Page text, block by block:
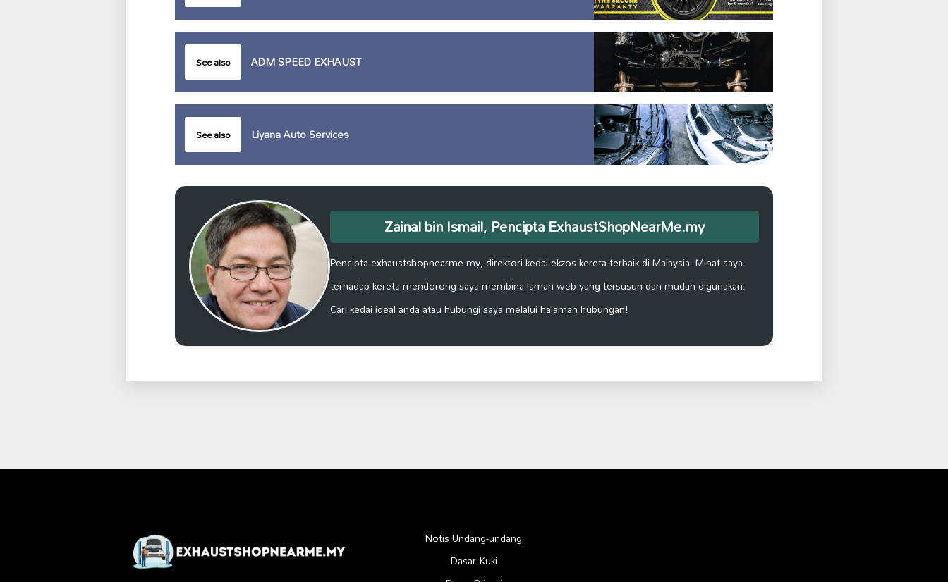
See also ADM SPEED EXHAUST
See also Liyana Auto Services
Zainal bin Ismail, Pencipta ExhaustShopNearMe.my
Pencipta exhaustshopnearme.my, direktori kedai ekzos kereta terbaik di Malaysia. Minat saya
terhadap kereta mendorong saya membina laman web yang tersusun dan mudah digunakan.
Cari kedai ideal anda atau hubungi saya melalui halaman hubungan!
Notis Undang-undang
Dasar Kuki